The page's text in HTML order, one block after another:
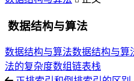
数据结构与算法
数据结构与算法数据结构与算
法的复杂度数组链表栈